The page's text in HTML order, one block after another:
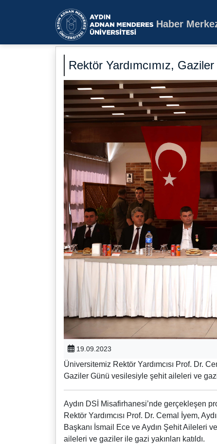
Aydın Adnan
Haber
Rektör Yardımcımız,
19.09.2023
Üniversitemiz Rektör Yardımcısı Prof. Dr.
Gaziler Günü vesilesiyle şehit aileleri ve
Aydın DSİ Misafirhanesi’nde gerçekleşen
Rektör Yardımcısı Prof. Dr. Cemal İyem,
Başkanı İsmail Ece ve Aydın Şehit Aileleri
aileleri ve gaziler ile gazi yakınları katıldı.